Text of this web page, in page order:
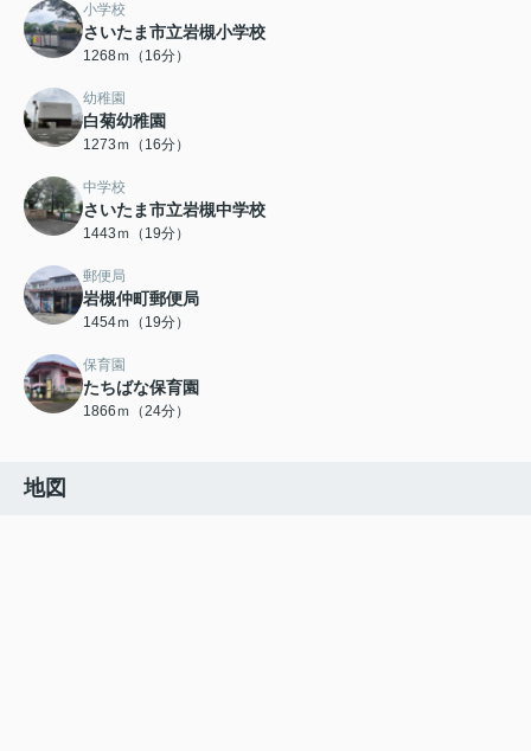
小学校
さいたま市立岩槻小学校
1268ｍ（16分）
幼稚園
白菊幼稚園
1273ｍ（16分）
中学校
さいたま市立岩槻中学校
1443ｍ（19分）
郵便局
岩槻仲町郵便局
1454ｍ（19分）
保育園
たちばな保育園
1866ｍ（24分）
地図